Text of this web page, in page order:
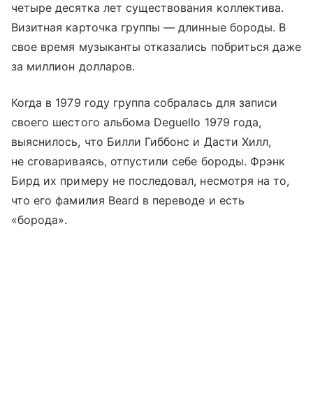
четыре десятка лет существования коллектива.
Визитная карточка группы — длинные бороды. В
свое время музыканты отказались побриться даже
за миллион долларов.
Когда в 1979 году группа собралась для записи
своего шестого альбома Deguello 1979 года,
выяснилось, что Билли Гиббонс и Дасти Хилл,
не сговариваясь, отпустили себе бороды. Фрэнк
Бирд их примеру не последовал, несмотря на то,
что его фамилия Beard в переводе и есть
«борода».